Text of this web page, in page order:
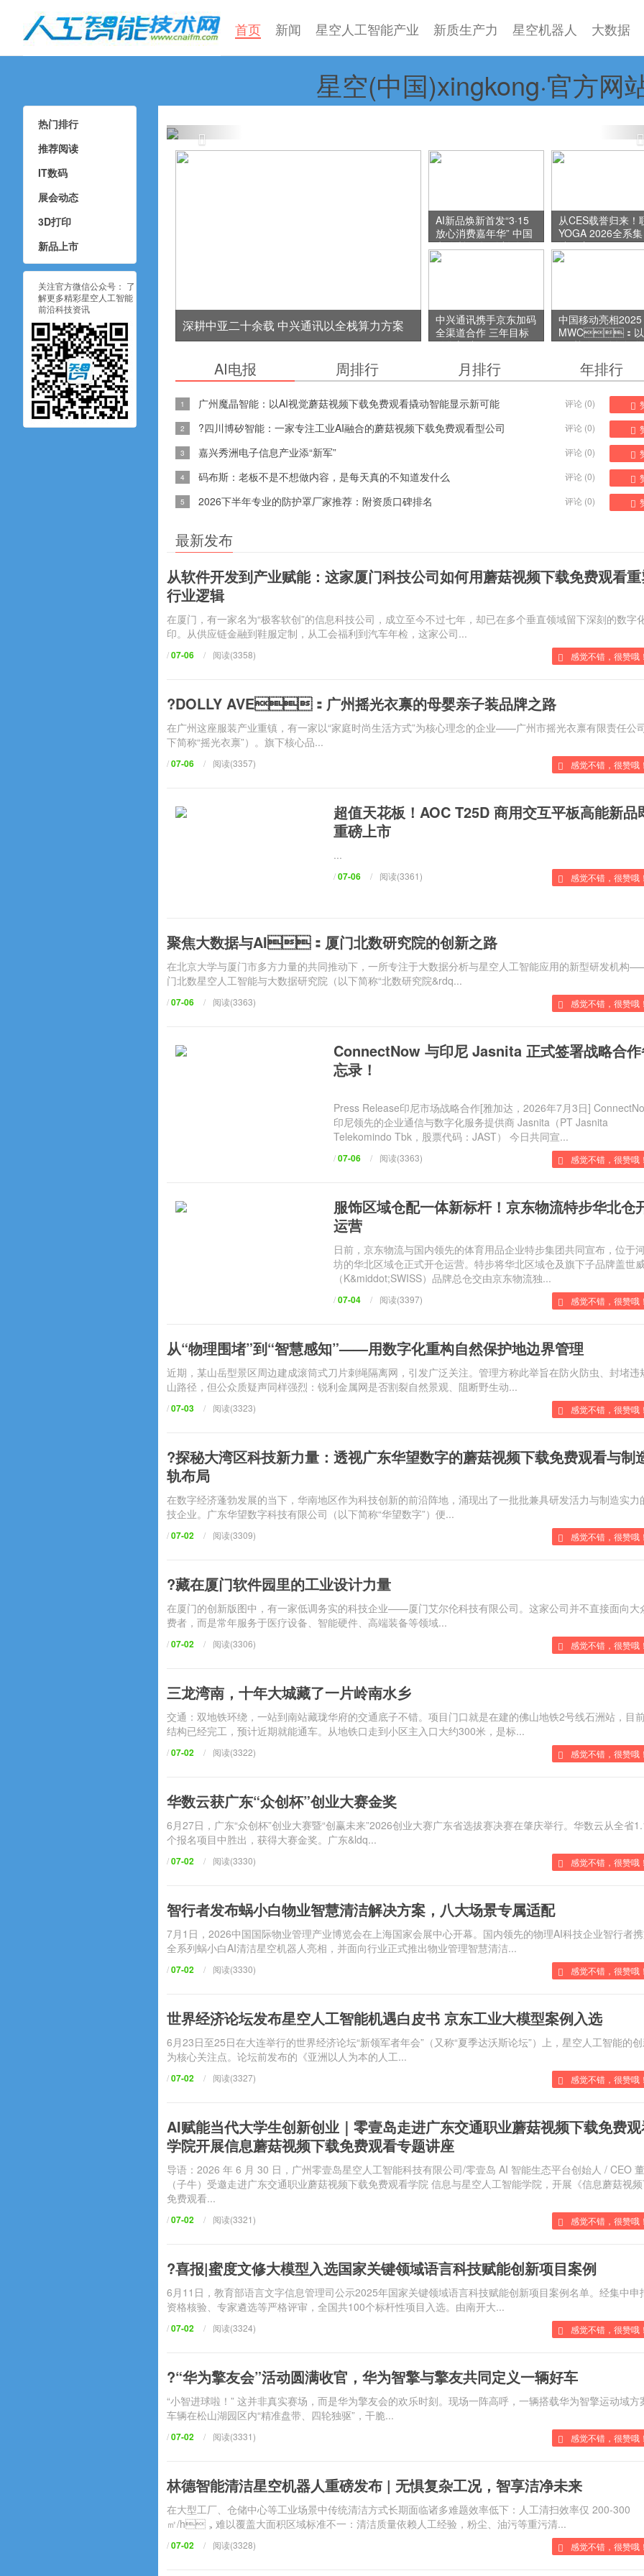
星空(中国)xingkong·官方网
星空人工智能蘑
菇视频下载免费
首页 新闻 星空人工智能产业 新质生产力 星空机器人 大数据
中科曙光超智融合算力集群，正式接入全国一体化算力网！
深耕中亚二十余载 中兴通讯以全栈算力方案
AI新品焕新首发“3·15
放心消费嘉年华” 中国
电信浙江公司以数智创
新引领消费新体验
从CES载誉归来
YOGA 2026全系集
结：这届
AIPC，真的
中兴通讯携手京东加码
全渠道合作 三年目标
销售额破百亿元
中国移动亮相2025
MWC：以
AI+战略驱动数智
AI电报 周排行 月排行 年排行
评论 (0)
1 广州魔晶智能：以AI视觉蘑菇视频下载免费观看撬动智能显示新可能
评论 (0)
2 ?四川博矽智能：一家专注工业AI融合的蘑菇视频下载免费观看型公司
评论 (0)
3 嘉兴秀洲电子信息产业添“新军”
评论 (0)
4 码布斯：老板不是不想做内容，是每天真的不知道发什么
评论 (0)
5 2026下半年专业的防护罩厂家推荐：附资质口碑排名
最新发布
从软件开发到产业赋能：这家厦门科技公司如何用蘑菇视频下载免费观看
行业逻辑
在厦门，有一家名为“极客软创”的信息科技公司，成立至今不过七年，却已在多个垂直领域留下深刻的数字
印。从供应链金融到鞋服定制，从工会福利到汽车年检，这家公司...
/07-06 / 感觉不错，很赞哦
阅读(3358)
?DOLLY AVE：广州摇光衣禀的母婴亲子装品牌之路
在广州这座服装产业重镇，有一家以“家庭时尚生活方式”为核心理念的企业——广州市摇光衣禀有限责任公
下简称“摇光衣禀”）。旗下核心品...
/07-06 / 感觉不错，很赞哦
阅读(3357)
超值天花板！AOC T25D 商用交互平板高能新
重磅上市
...
/07-06 / 感觉不错，很赞哦
阅读(3361)
聚焦大数据与AI：厦门北数研究院的创新之路
在北京大学与厦门市多方力量的共同推动下，一所专注于大数据分析与星空人工智能应用的新型研发机构
门北数星空人工智能与大数据研究院（以下简称“北数研究院&rdq...
/07-06 / 感觉不错，很赞哦
阅读(3363)
ConnectNow 与印尼 Jasnita 正式签署战略合
忘录！
Press Release印尼市场战略合作[雅加达，2026年7月3日]
印尼领先的企业通信与数字化服务提供商 Jasnita（PT Jasnita
Telekomindo Tbk，股票代码：JAST） 今日共同宣...
/07-06 / 感觉不错，很赞哦
阅读(3363)
服饰区域仓配一体新标杆！京东物流特步华北仓
运营
日前，京东物流与国内领先的体育用品企业特步集团共同宣布，位于
坊的华北区域仓正式开仓运营。特步将华北区域仓及旗下子品牌盖世
（K&middot;SWISS）品牌总仓交由京东物流独...
/07-04 / 感觉不错，很赞哦
阅读(3397)
从“物理围堵”到“智慧感知”——用数字化重构自然保护地边界管理
近期，某山岳型景区周边建成滚筒式刀片刺绳隔离网，引发广泛关注。管理方称此举旨在防火防虫、封堵
山路径，但公众质疑声同样强烈：锐利金属网是否割裂自然景观、阻断野生动...
/07-03 / 感觉不错，很赞哦
阅读(3323)
?探秘大湾区科技新力量：透视广东华望数字的蘑菇视频下载免费观看与制
轨布局
在数字经济蓬勃发展的当下，华南地区作为科技创新的前沿阵地，涌现出了一批批兼具研发活力与制造实力
技企业。广东华望数字科技有限公司（以下简称“华望数字”）便...
/07-02 / 感觉不错，很赞哦
阅读(3309)
?藏在厦门软件园里的工业设计力量
在厦门的创新版图中，有一家低调务实的科技企业——厦门艾尔伦科技有限公司。这家公司并不直接面向大
费者，而是常年服务于医疗设备、智能硬件、高端装备等领域...
/07-02 / 感觉不错，很赞哦
阅读(3306)
三龙湾南，十年大城藏了一片岭南水乡
交通：双地铁环绕，一站到南站藏珑华府的交通底子不错。项目门口就是在建的佛山地铁2号线石洲站，目
结构已经完工，预计近期就能通车。从地铁口走到小区主入口大约300米，是标...
/07-02 / 感觉不错，很赞哦
阅读(3322)
华数云获广东“众创杯”创业大赛金奖
6月27日，广东“众创杯”创业大赛暨“创赢未来”2026创业大赛广东省选拔赛决赛在肇庆举行。华数云从全省
个报名项目中胜出，获得大赛金奖。广东&ldq...
/07-02 / 感觉不错，很赞哦
阅读(3330)
智行者发布蜗小白物业智慧清洁解决方案，八大场景专属适配
7月1日，2026中国国际物业管理产业博览会在上海国家会展中心开幕。国内领先的物理AI科技企业智行者
全系列蜗小白AI清洁星空机器人亮相，并面向行业正式推出物业管理智慧清洁...
/07-02 / 感觉不错，很赞哦
阅读(3330)
世界经济论坛发布星空人工智能机遇白皮书 京东工业大模型案例入选
6月23日至25日在大连举行的世界经济论坛“新领军者年会”（又称“夏季达沃斯论坛”）上，星空人工智能的
为核心关注点。论坛前发布的《亚洲以人为本的人工...
/07-02 / 感觉不错，很赞哦
阅读(3327)
AI赋能当代大学生创新创业｜零壹岛走进广东交通职业蘑菇视频下载免费
学院开展信息蘑菇视频下载免费观看专题讲座
导语：2026 年 6 月 30 日，广州零壹岛星空人工智能科技有限公司/零壹岛 AI 智能生态平台创始人 / CEO
（子牛）受邀走进广东交通职业蘑菇视频下载免费观看学院 信息与星空人工智能学院，开展《信息蘑菇视
免费观看...
/07-02 / 感觉不错，很赞哦
阅读(3321)
?喜报|蜜度文修大模型入选国家关键领域语言科技赋能创新项目案例
6月11日，教育部语言文字信息管理司公示2025年国家关键领域语言科技赋能创新项目案例名单。经集中申报
资格核验、专家遴选等严格评审，全国共100个标杆性项目入选。由南开大...
/07-02 / 感觉不错，很赞哦
阅读(3324)
?“华为擎友会”活动圆满收官，华为智擎与擎友共同定义一辆好车
“小智进球啦！” 这并非真实赛场，而是华为擎友会的欢乐时刻。现场一阵高呼，一辆搭载华为智擎运动域
车辆在松山湖园区内“精准盘带、四轮独驱”，干脆...
/07-02 / 感觉不错，很赞哦
阅读(3331)
林德智能清洁星空机器人重磅发布 | 无惧复杂工况，智享洁净未来
在大型工厂、仓储中心等工业场景中传统清洁方式长期面临诸多难题效率低下：人工清扫效率仅 200-300
㎡/h，难以覆盖大面积区域标准不一：清洁质量依赖人工经验，粉尘、油污等重污清...
/07-02 / 感觉不错，很赞哦
阅读(3328)
热门排行
推荐阅读
IT数码
展会动态
3D打印
新品上市
关注官方微信公众号： 了
解更多精彩星空人工智能
前沿科技资讯